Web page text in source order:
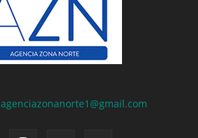
agenciazonanorte1@gmail.com